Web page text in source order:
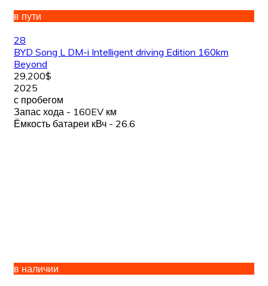
в пути
28
BYD Song L DM-i Intelligent driving Edition 160km
Beyond
29,200$
2025
с пробегом
Запас хода - 160EV км
Ёмкость батареи кВч - 26.6
в наличии